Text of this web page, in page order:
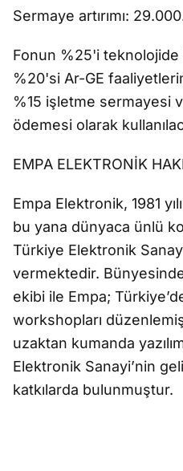
Sermaye artırımı:
Fonun %25'i teknolojide
%20'si Ar-GE
%15 işletme sermayesi
ödemesi olarak
EMPA ELEKTRONİK
Empa Elektronik, 1981
bu yana dünyaca ünlü
Türkiye Elektronik
vermektedir.
ekibi ile Empa;
workshopları
uzaktan kumanda
Elektronik Sanayi’nin
katkılarda bulunmuştur.